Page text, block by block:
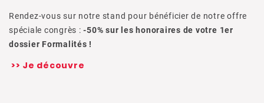
Rendez-vous sur notre stand pour bénéficier de notre offre
spéciale congrès :-50% sur les honoraires de votre 1er
dossier Formalités !
>> Je découvre